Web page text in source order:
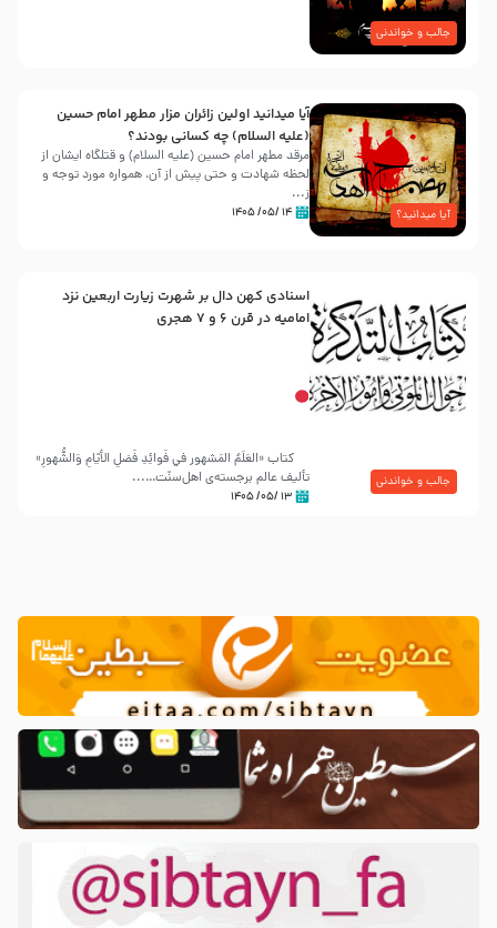
جالب و خواندنی
آیا میدانید؟
آیا میدانید اولین زائران مزار مطهر امام حسین
(علیه السلام) چه کسانی بودند؟
مرقد مطهر امام حسین (علیه السلام) و قتلگاه ایشان از
لحظه شهادت و حتی پیش از آن، همواره مورد توجه و
ز...
۱۴ /۰۵/ ۱۴۰۵
جالب و خواندنی
اسنادی کهن دال بر شهرت زیارت اربعین نزد
امامیه در قرن ۶ و ۷ هجری
کتاب «العَلَمُ المَشهور في فَوائِدِ فَضلِ الأيّامِ وَالشُّهورِ»
تألیف عالم برجسته‌ی اهل‌سنّت…...
۱۳ /۰۵/ ۱۴۰۵